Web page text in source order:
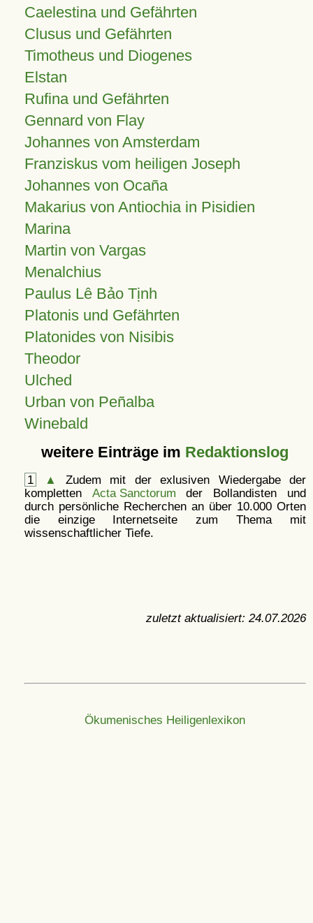
Caelestina und Gefährten
Clusus und Gefährten
Timotheus und Diogenes
Elstan
Rufina und Gefährten
Gennard von Flay
Johannes von Amsterdam
Franziskus vom heiligen Joseph
Johannes von Ocaña
Makarius von Antiochia in Pisidien
Marina
Martin von Vargas
Menalchius
Paulus Lê Bảo Tịnh
Platonis und Gefährten
Platonides von Nisibis
Theodor
Ulched
Urban von Peñalba
Winebald
weitere Einträge im Redaktionslog
1 ▲
Zudem mit der exlusiven Wiedergabe der
kompletten Acta Sanctorum der Bollandisten und
durch persönliche Recherchen an über 10.000 Orten
die einzige Internetseite zum Thema mit
wissenschaftlicher Tiefe.
zuletzt aktualisiert: 24.07.2026
Ökumenisches Heiligenlexikon